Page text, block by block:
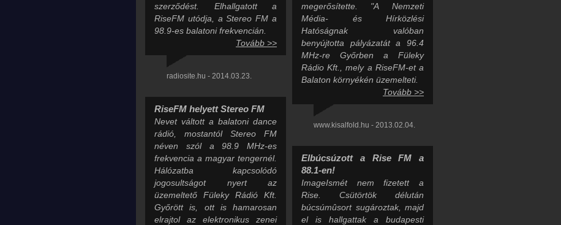
szerződést. Elhallgatott a
RiseFM utódja, a Stereo FM a
98.9-es balatoni frekvencián.
Tovább >>
radiosite.hu - 2014.03.23.
RiseFM helyett Stereo FM
Nevet váltott a balatoni dance
rádió, mostantól Stereo FM
néven szól a 98.9 MHz-es
frekvencia a magyar tengernél.
Hálózatba kapcsolódó
jogosultságot nyert az
üzemeltető Füleky Rádió Kft.
Győrött is, ott is hamarosan
elrajtol az elektronikus zenei
megerősítette. "A Nemzeti
Média- és Hírközlési
Hatóságnak valóban
benyújtotta pályázatát a 96.4
MHz-re Győrben a Füleky
Rádio Kft., mely a RiseFM-et a
Balaton környékén üzemelteti.
Tovább >>
www.kisalfold.hu - 2013.02.04.
Elbúcsúzott a Rise FM a
88.1-en!
ImageIsmét nem fizetett a
Rise. Csütörtök délután
búcsúmûsort sugároztak, majd
el is hallgattak a budapesti